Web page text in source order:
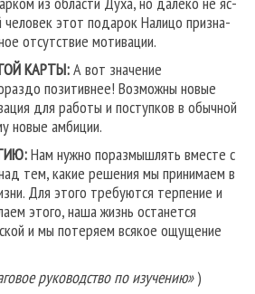
этот подарок Налицо призна­
отсутствие мотивации.
КАРТЫ:А вот значение
позитивнее! Возможны новые
для работы и поступков в обычной
новые амбиции.
Нам нужно поразмышлять вместе с
тем, какие решения мы принимаем в
Для это­го требуются терпение и
этого, наша жизнь останется
и мы потеряем всякое ощущение
руководство по изучению»)